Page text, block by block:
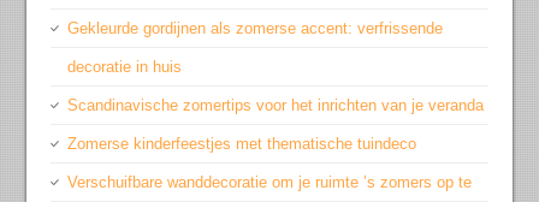
Gekleurde gordijnen als zomerse accent: verfrissende
decoratie in huis
Scandinavische zomertips voor het inrichten van je veranda
Zomerse kinderfeestjes met thematische tuindeco
Verschuifbare wanddecoratie om je ruimte ’s zomers op te